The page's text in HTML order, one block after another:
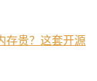
存贵？这套开源